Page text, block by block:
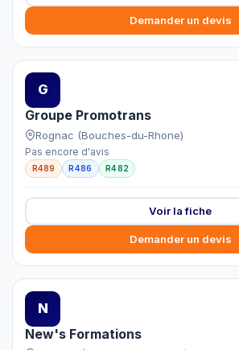
Demander un devis
G
Groupe Promotrans
Rognac (Bouches-du-Rhone)
Pas encore d'avis
R489 R486 R482
Voir la fiche
Demander un devis
N
New's Formations